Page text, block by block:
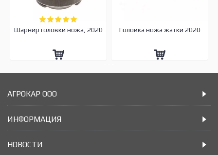
Шарнир головки ножа, 2020 Головка ножа жатки 2020
АГРОКАР ООО
ИНФОРМАЦИЯ
НОВОСТИ